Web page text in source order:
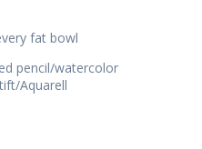
pencil/watercolor
Aquarell